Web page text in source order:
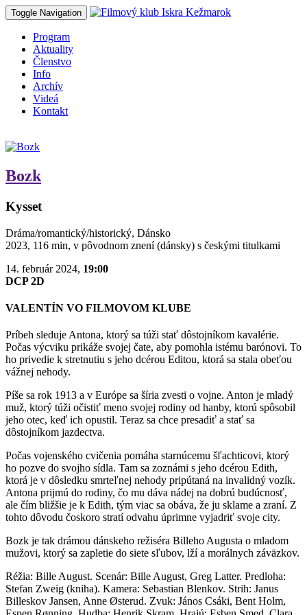
Toggle Navigation
Program
Aktuality
Členstvo
Info
Archív
Videá
Kontakt
Bozk
Kysset
Dráma/romantický/historický, Dánsko
2023, 116 min, v pôvodnom znení (dánsky) s českými titulkami
14. február 2024, 19:00
DCP 2D
VALENTÍN VO FILMOVOM KLUBE
Príbeh sleduje Antona, ktorý sa túži stať dôstojníkom kavalérie.
Počas výcviku prikáže svojej čate, aby pomohla istému barónovi. To
ho privedie k stretnutiu s jeho dcérou Editou, ktorá sa stala obeťou
vážnej nehody.
Píše sa rok 1913 a v Európe sa šíria zvesti o vojne. Anton je mladý
muž, ktorý túži očistiť meno svojej rodiny od hanby, ktorú spôsobil
jeho otec, keď ich opustil. Teraz sa chce presadiť a stať sa
dôstojníkom jazdectva.
Počas vojenského cvičenia pomáha starnúcemu šľachticovi, ktorý
ho pozve do svojho sídla. Tam sa zoznámi s jeho dcérou Edith,
ktorá je v dôsledku smrteľnej nehody pripútaná na invalidný vozík.
Antona prijmú do rodiny, čo mu dáva nádej na dobrú budúcnosť,
ale čím bližšie je k Edith, tým viac sa obáva, že ju sklame a zraní. Z
tohto dôvodu čoskoro stratí odvahu úprimne vyjadriť svoje city.
Bozk je tak drámou dánskeho režiséra Billeho Augusta o mladom
mužovi, ktorý sa zapletie do siete sľubov, lží a morálnych záväzkov.
Réžia: Bille August. Scenár: Bille August, Greg Latter. Predloha:
Stefan Zweig (kniha). Kamera: Sebastian Blenkov. Strih: Janus
Billeskov Jansen, Anne Østerud. Zvuk: János Csáki, Bent Holm,